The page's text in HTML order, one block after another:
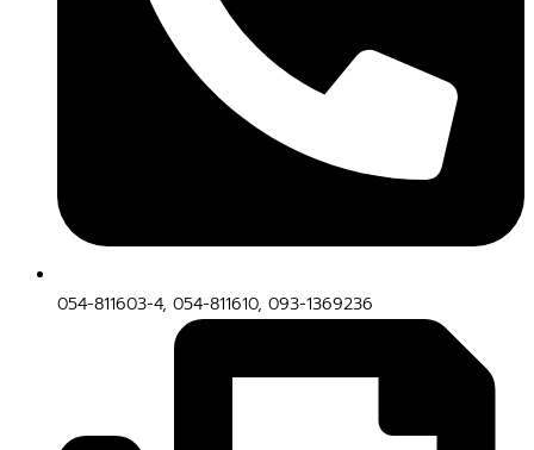
054-811603-4, 054-811610, 093-1369236